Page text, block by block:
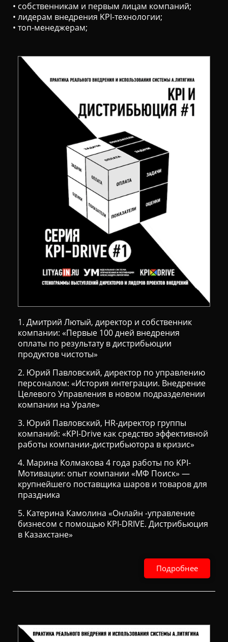
• собственникам и первым лицам компаний;
• лидерам внедрения KPI-технологии;
• топ-менеджерам;
1. Дмитрий Лютый, директор и собственник
компании: «Первые 100 дней внедрения
оплаты по результату в дистрибьюции
продуктов чистоты»
2. Юрий Павловский, директор по управлению
персоналом: «История интеграции. Внедрение
Целевого Управления в новом подразделении
компании на Урале»
3. Юрий Павловский, HR-директор группы
компаний: «KPI-Drive как средство эффективной
работы компании-дистрибьютора в кризис»
4. Марина Колмакова 4 года работы по KPI-
Мотивации: опыт компании «МФ Поиск» —
крупнейшего поставщика шаров и товаров для
праздника
5. Катерина Камолина «Онлайн -управление
бизнесом с помощью KPI-DRIVE. Дистрибьюция
в Казахстане»
Подробнее